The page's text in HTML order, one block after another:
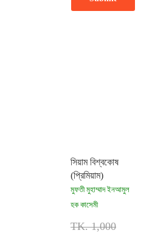
সিয়াম বিশ্বকোষ
(প্রিমিয়াম)
মুফতী মুহাম্মাদ ইনআমুল
হক কাসেমী
TK. 1,000